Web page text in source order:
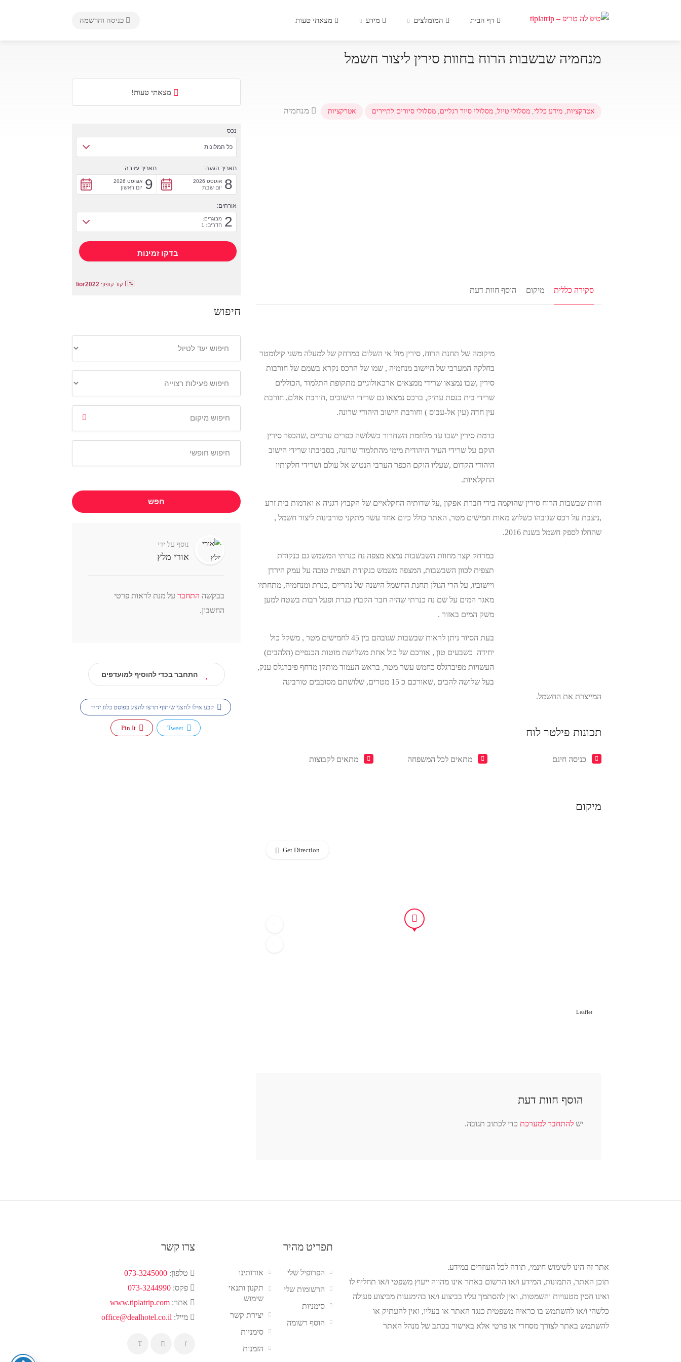
דף הבית המומלצים מידע מצאתי טעות כניסה והרשמה
מנחמיה שבשבות הרוח בחוות סירין ליצור חשמל
אטרקציות, מידע כללי, מסלולי טיול, מסלולי סיור רגליים, מסלולי סיורים לתיירים אטרקציות מנחמיה
סקירה כללית מיקום הוסף חוות דעת
מיקומה של תחנת הרוח, סירין מול אי השלום במרחק של למעלה משני קילומטר
בחלקה המערבי של היישוב מנחמיה , שמו של הרכס נקרא בשמם של חורבות
סירין ,שבו נמצאו שרידי ממצאים ארכאולוגיים מתקופת התלמוד ,הכוללים
שרידי בית כנסת עתיק, ברכס נמצאו גם שרידי הישובים ,חורבת אולם, חורבת
עין חדה (עין אל-עבוס ) וחורבת הישוב היהודי שרונה.
ברמת סירין ישבו עד מלחמת השחרור כשלושה כפרים ערביים ,שהכפר סירין
הוקם על שרידי העיר היהודית מימי מהתלמוד שרונה, בסביבתו שרידי הישוב
היהודי הקדום ,שעליו הוקם הכפר הערבי הנטוש אל עולם ושרידי חלקותיו
החקלאיות.
חוות שבשבות הרוח סירין שהוקמה בידי חברת אפקון ,על שדותיה החקלאיים של הקבוץ דגניה א ואדמות בית זרע
,ניצבת על רכס שגובהו כשלוש מאות חמישים מטר, האתר כולל כיום אחד עשר מתקני טורבינות ליצור חשמל ,
שהחלו לספק חשמל בשנת 2016.
במרחק קצר מחוות השבשבות נמצא מצפה נח כנרתי המשמש גם כנקודת
תצפית לכוון השבשבות, המצפה משמש כנקודת תצפית טובה על עמק הירדן
ויישוביו, על הרי הגולן תחנת החשמל הישנה של נהריים ,כנרת ומנחמיה, מתחתיו
מאגר המים על שם נח כנרתי שהיה חבר הקבוץ כנרת ופעל רבות בשטח למען
משק המים באזור .
בעת הסיור ניתן לראות שבשבות שגובהם בין 45 לחמישים מטר , משקל כול
יחידה כשבעים טון , אורכם של כול אחת משלושת מוטות הכנפיים (הלהבים)
העשויות מפיברגלס כחמש עשר מטר, בראש העמוד מותקן מדחף פיברגלס ענק,
בעל שלושה להבים ,שאורכם כ 15 מטרים, שלושתם מסובבים טורבינה
המייצרת את החשמל.
תכונות פילטר לוח
כניסה חינם מתאים לכל המשפחה מתאים לקבוצות
מיקום
Leaflet
Get Direction
הוסף חוות דעת
יש להתחבר למערכת כדי לכתוב תגובה.
מצאתי טעות!
נכס
כל המלונות
תאריך הגעה:
8 אוגוסט 2026
יום שבת
תאריך עזיבה:
9 אוגוסט 2026
יום ראשון
אורחים:
2 מבוגרים:
חדרים: 1
קוד קופון: lior2022
חיפוש
חפש
נוסף על ידי
אורי מלץ
בבקשה התחבר על מנת לראות פרטי
החשבון.
התחבר בכדי להוסיף למועדפים
קבע אילו לחצני שיתוף תרצו להציג בפוסט בלוג יחיד
אתר זה הינו לשימוש חינמי, תודה לכל העוזרים במידע.
תוכן האתר, התמונות, המידע ו/או הרשום באתר אינו מהווה ייעוץ משפטי ו/או תחליף לו
ואינו חסין מטעויות והשמטות, ואין להסתמך עליו בביצוע ו/או בהימנעות מביצוע פעולה
כלשהי ו/או להשתמש בו כראיה משפטית כנגד האתר או בעליו, ואין להעתיק או
להשתמש באתר לצורך מסחרי או פרטי אלא באישור בכתב של מנהל האתר
תפריט מהיר
אודותינו
תקנון ותנאי
שימוש
יצירת קשר
סימניות
הזמנות
הפרופיל שלי
הרשומות שלי
סימניות
הוסף רשומה
צרו קשר
טלפון:073-3245000
פקס:073-3244990
אתר:www.tiplatrip.com
מייל: office@dealhotel.co.il